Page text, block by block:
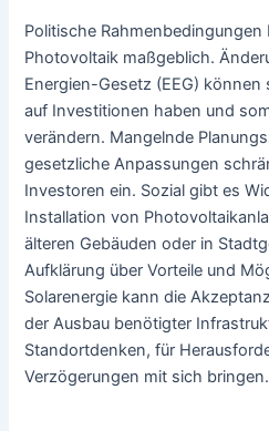
Politische Rahmenbedingungen
Photovoltaik maßgeblich.
Energien-Gesetz (EEG)
auf Investitionen haben und
verändern. Mangelnde
gesetzliche Anpassungen
Investoren ein. Sozial gibt es
Installation von
älteren Gebäuden oder in
Aufklärung über Vorteile und
Solarenergie kann die
der Ausbau benötigter
Standortdenken, für
Verzögerungen mit sich bringen.